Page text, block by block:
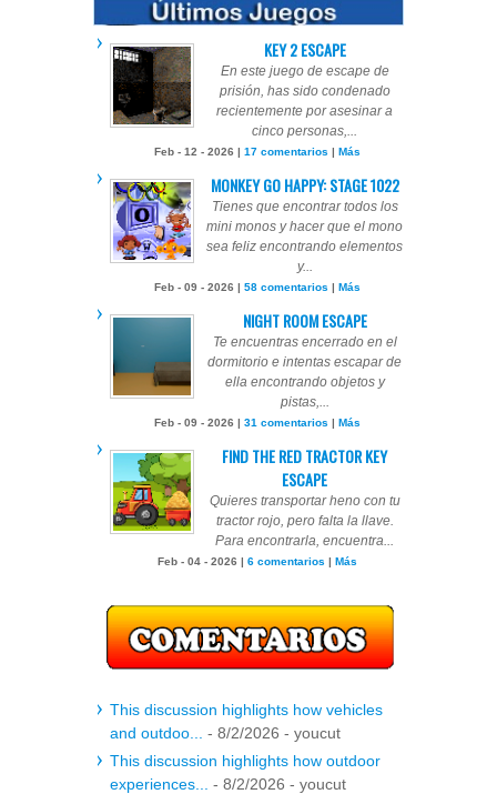
KEY 2 ESCAPE
En este juego de escape de
prisión, has sido condenado
recientemente por asesinar a
cinco personas,...
Feb - 12 - 2026 | 17 comentarios | Más
MONKEY GO HAPPY: STAGE 1022
Tienes que encontrar todos los
mini monos y hacer que el mono
sea feliz encontrando elementos
y...
Feb - 09 - 2026 | 58 comentarios | Más
NIGHT ROOM ESCAPE
Te encuentras encerrado en el
dormitorio e intentas escapar de
ella encontrando objetos y
pistas,...
Feb - 09 - 2026 | 31 comentarios | Más
FIND THE RED TRACTOR KEY
ESCAPE
Quieres transportar heno con tu
tractor rojo, pero falta la llave.
Para encontrarla, encuentra...
Feb - 04 - 2026 | 6 comentarios | Más
This discussion highlights how vehicles
and outdoo...
- 8/2/2026 - youcut
This discussion highlights how outdoor
experiences...
- 8/2/2026 - youcut